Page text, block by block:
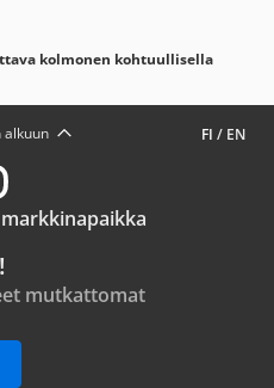
kolmonen kohtuullisella
FI / EN
alkuun
mutkattomat